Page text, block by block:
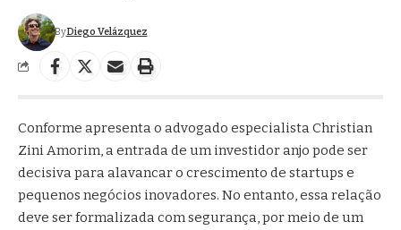
ByDiego Velázquez
Conforme apresenta o advogado especialista Christian
Zini Amorim , a entrada de um investidor anjo pode ser
decisiva para alavancar o crescimento de startups e
pequenos negócios inovadores. No entanto, essa relação
deve ser formalizada com segurança, por meio de um